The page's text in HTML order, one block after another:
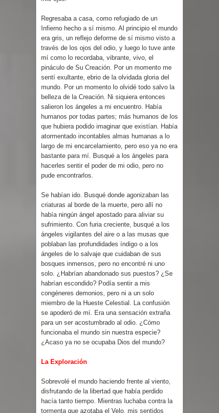
Regresaba a casa, como refugiado de un
Infierno hecho a sí mismo. Al principio el mundo
era gris, un reflejo deforme de sí mismo visto a
través de los ojos del odio, y luego lo tuve ante
mí como lo recordaba, vibrante, vivo, el
pináculo de Su Creación. Por un momento me
sentí exultante, ebrio de la olvidada gloria del
mundo. Por un momento lo olvidé todo salvo la
belleza de la Creación. Ni siquiera entonces
salieron los ángeles a mi encuentro. Había
humanos por todas partes; más humanos de los
que hubiera podido imaginar que existían. Había
atormentado incontables almas humanas a lo
largo de mi encarcelamiento, pero eso ya no era
bastante para mí. Busqué a los ángeles para
hacerles sentir el poder de mi odio, pero no
pude encontrarlos.
Se habían ido. Busqué donde agonizaban las
criaturas al borde de la muerte, pero allí no
había ningún ángel apostado para aliviar su
sufrimiento. Con furia creciente, busqué a los
ángeles vigilantes del aire o a las musas que
poblaban las profundidades índigo o a los
ángeles de lo salvaje que cuidaban de sus
bosques inmensos, pero no encontré ni uno
solo. ¿Habrían abandonado sus puestos? ¿Se
habrían escondido? Podía sentir a mis
congéneres demonios, pero ni a un solo
miembro de la Hueste Celestial. La confusión
se apoderó de mí. Era una sensación extraña
para un ser acostumbrado al odio. ¿Cómo
funcionaba el mundo sin nuestra especie?
¿Acaso ya no se ocupaba Dios del mundo?
La Exploración
Sobrevolé el mundo haciendo frente al viento,
disfrutando de la libertad que había perdido
hacía tanto tiempo. Mientras luchaba contra la
tormenta que azotaba el Velo, mis sentidos